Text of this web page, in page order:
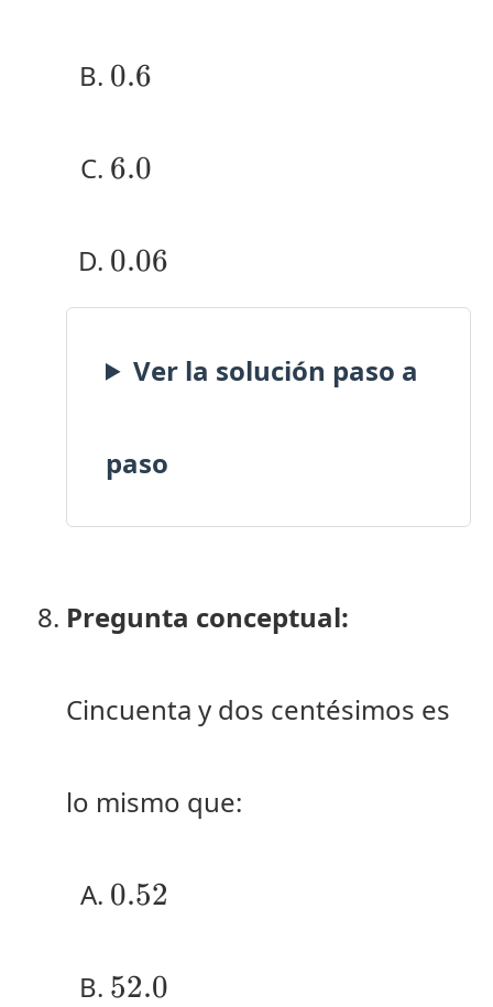
0.6
6.0
0.06
Ver la solución paso a
paso
Pregunta conceptual:
Cincuenta y dos centésimos es
lo mismo que:
0.52
52.0